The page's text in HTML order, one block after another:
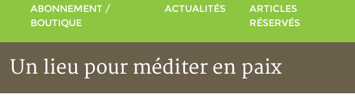
ABONNEMENT /
BOUTIQUE
ACTUALITÉS
ARTICLES
RÉSERVÉS
Un lieu pour méditer en paix